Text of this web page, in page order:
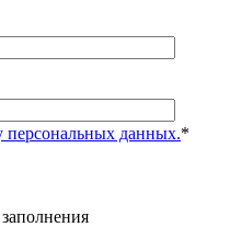
персональных данных.*